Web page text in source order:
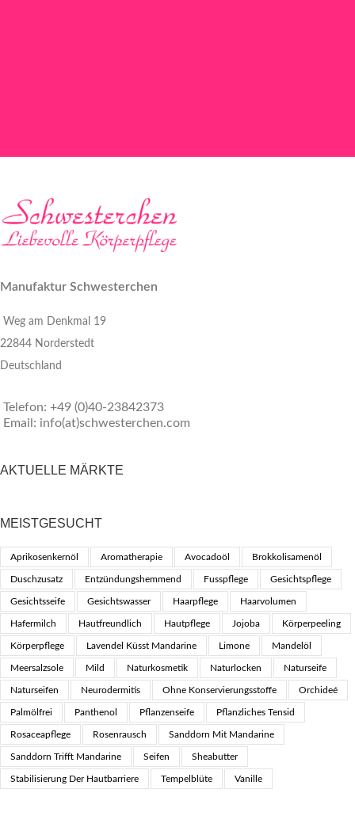
Manufaktur Schwesterchen
Weg am Denkmal 19
22844 Norderstedt
Deutschland
Telefon: +49 (0)40-23842373
Email: info(at)schwesterchen.com
AKTUELLE MÄRKTE
MEISTGESUCHT
Aprikosenkernöl Aromatherapie Avocadoöl Brokkolisamenöl
Duschzusatz Entzündungshemmend Fusspflege Gesichtspflege
Gesichtsseife Gesichtswasser Haarpflege Haarvolumen
Hafermilch Hautfreundlich Hautpflege Jojoba Körperpeeling
Körperpflege Lavendel Küsst Mandarine Limone Mandelöl
Meersalzsole Mild Naturkosmetik Naturlocken Naturseife
Naturseifen Neurodermitis Ohne Konservierungsstoffe Orchideé
Palmölfrei Panthenol Pflanzenseife Pflanzliches Tensid
Rosaceapflege Rosenrausch Sanddorn Mit Mandarine
Sanddorn Trifft Mandarine Seifen Sheabutter
Stabilisierung Der Hautbarriere Tempelblüte Vanille